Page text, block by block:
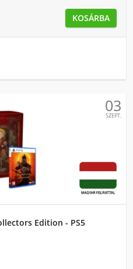
KOSÁRBA
03
SZEPT.
Edition - PS5